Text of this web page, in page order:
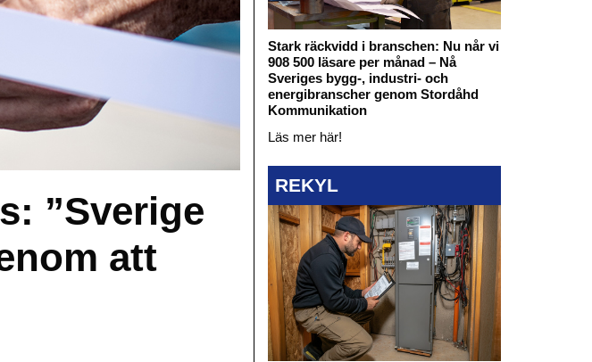
”Sverige
att
Stark räckvidd i branschen: Nu når vi
908 500 läsare per månad – Nå
Sveriges bygg-, industri- och
energibranscher genom Stordåhd
Kommunikation
Läs mer här!
REKYL